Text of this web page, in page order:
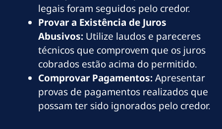
legais foram seguidos pelo credor.
Provar a Existência de Juros
Abusivos: Utilize laudos e pareceres
técnicos que comprovem que os juros
cobrados estão acima do permitido.
Comprovar Pagamentos:Apresentar
provas de pagamentos realizados que
possam ter sido ignorados pelo credor.